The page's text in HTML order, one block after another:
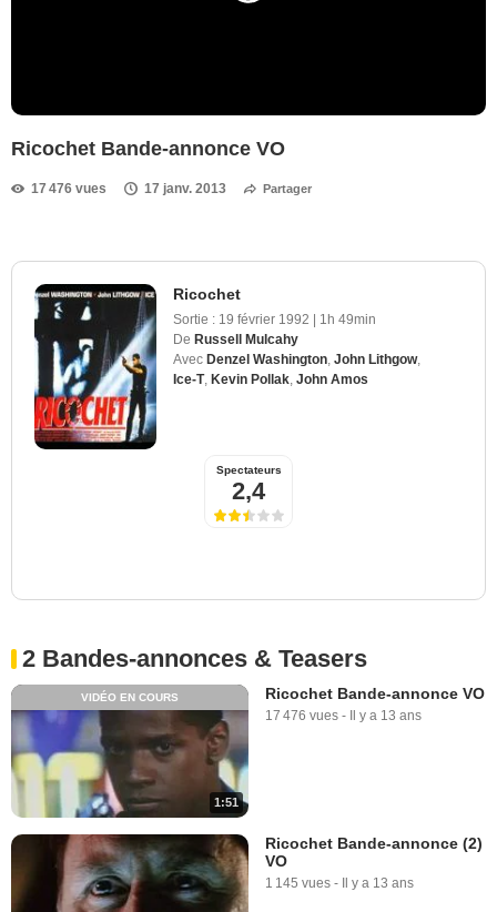
Ricochet Bande-annonce VO
17 476 vues 17 janv. 2013 Partager
Ricochet
Sortie : 19 février 1992 | 1h 49min
De Russell Mulcahy
Avec Denzel Washington John Lithgow,
Ice-T, Kevin Pollak John Amos
Spectateurs
2,4
2 Bandes-annonces & Teasers
1:51
VIDÉO EN COURS Ricochet Bande-annonce VO
17 476 vues - Il y a 13 ans
Ricochet Bande-annonce (2)
VO
1 145 vues - Il y a 13 ans